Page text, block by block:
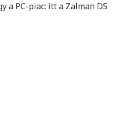
a PC-piac: itt a Zalman DS